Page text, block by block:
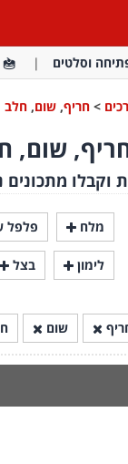
וסלטים
> חריף, שום, חלב
שום,
וקבלו מתכונים
מלח פלפל
לימון בצל
שום